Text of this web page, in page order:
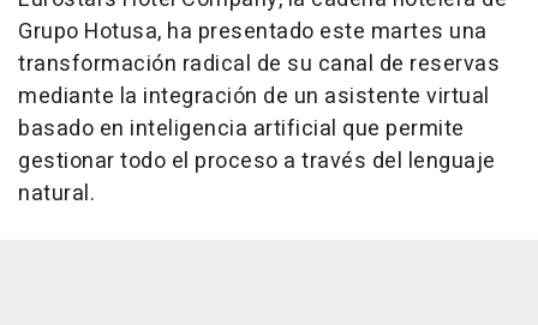
Grupo Hotusa, ha presentado este martes una
transformación radical de su canal de reservas
mediante la integración de un asistente virtual
basado en inteligencia artificial que permite
gestionar todo el proceso a través del lenguaje
natural.